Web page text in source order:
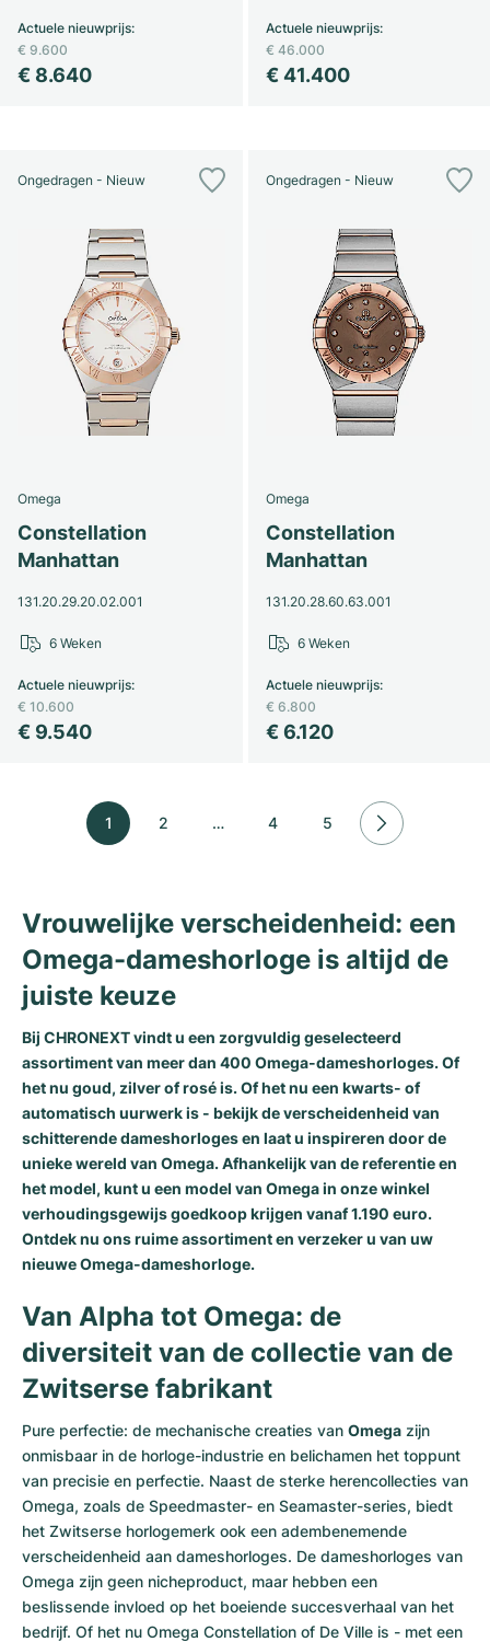
€ 8.640
Actuele nieuwprijs:
€ 9.600
€ 41.400
Actuele nieuwprijs:
€ 46.000
Ongedragen - Nieuw
Omega
Constellation
Manhattan
131.20.29.20.02.001
€ 9.540
Actuele nieuwprijs:
€ 10.600
6 Weken
Ongedragen - Nieuw
Omega
Constellation
Manhattan
131.20.28.60.63.001
€ 6.120
Actuele nieuwprijs:
€ 6.800
6 Weken
1 2 … 4 5
Vrouwelijke verscheidenheid: een
Omega-dameshorloge is altijd de
juiste keuze
Bij CHRONEXT vindt u een zorgvuldig geselecteerd
assortiment van meer dan 400 Omega-dameshorloges. Of
het nu goud, zilver of rosé is. Of het nu een kwarts- of
automatisch uurwerk is - bekijk de verscheidenheid van
schitterende dameshorloges en laat u inspireren door de
unieke wereld van Omega. Afhankelijk van de referentie en
het model, kunt u een model van Omega in onze winkel
verhoudingsgewijs goedkoop krijgen vanaf 1.190 euro.
Ontdek nu ons ruime assortiment en verzeker u van uw
nieuwe Omega-dameshorloge.
Van Alpha tot Omega: de
diversiteit van de collectie van de
Zwitserse fabrikant
Pure perfectie: de mechanische creaties van Omega zijn
onmisbaar in de horloge-industrie en belichamen het toppunt
van precisie en perfectie. Naast de sterke herencollecties van
Omega, zoals de Speedmaster- en Seamaster-series, biedt
het Zwitserse horlogemerk ook een adembenemende
verscheidenheid aan dameshorloges. De dameshorloges van
Omega zijn geen nicheproduct, maar hebben een
beslissende invloed op het boeiende succesverhaal van het
bedrijf. Of het nu Omega Constellation of De Ville is - met een